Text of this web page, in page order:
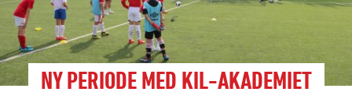
NY PERIODE MED KIL-AKADEMIET